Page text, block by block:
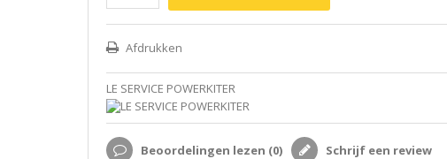
Afdrukken
LE SERVICE POWERKITER
Beoordelingen lezen (0) Schrijf een review